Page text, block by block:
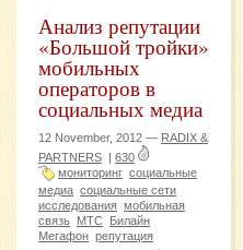
Анализ репутации
«Большой тройки»
мобильных
операторов в
социальных медиа
12 November, 2012 — RADIX &
PARTNERS | 630
мониторинг социальные
медиа социальные сети
исследования мобильная
связь МТС Билайн
Мегафон репутация